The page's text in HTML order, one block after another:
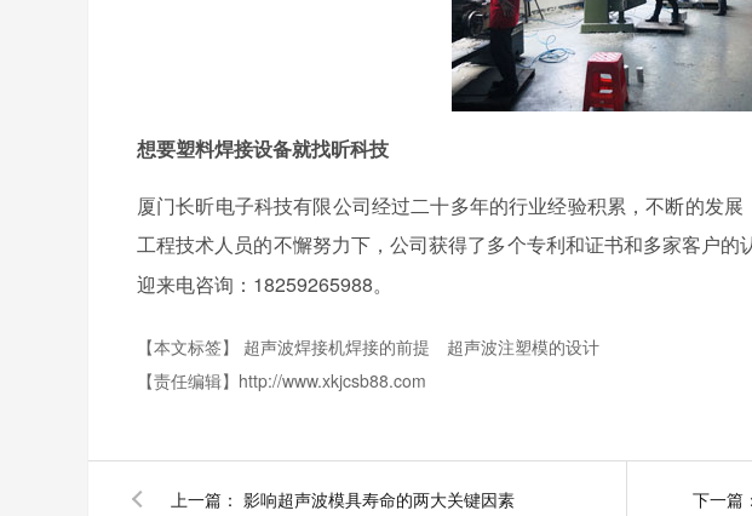
想要塑料焊接设备就找昕科技
厦门长昕电子科技有限公司经过二十多年的行业经验积累，不断的发
工程技术人员的不懈努力下，公司获得了多个专利和证书和多家客户的
迎来电咨询： 18259265988。
【本文标签】 超声波焊接机焊接的前提
超声波注塑模的设计
【责任编辑】 http://www.xkjcsb88.com
上一篇： 影响超声波模具寿命的两大关键因素 下一篇：